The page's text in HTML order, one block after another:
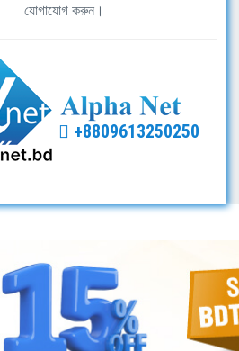
যোগাযোগ করুন।
+8809613250250